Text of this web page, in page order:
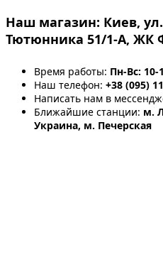
Наш магазин: Киев,
Тютюнника 51/1-А, ЖК
Время работы: Пн-Вс: 10-
Наш телефон: +38 (095)
Написать нам в
Ближайшие станции: м.
Украина, м. Печерская